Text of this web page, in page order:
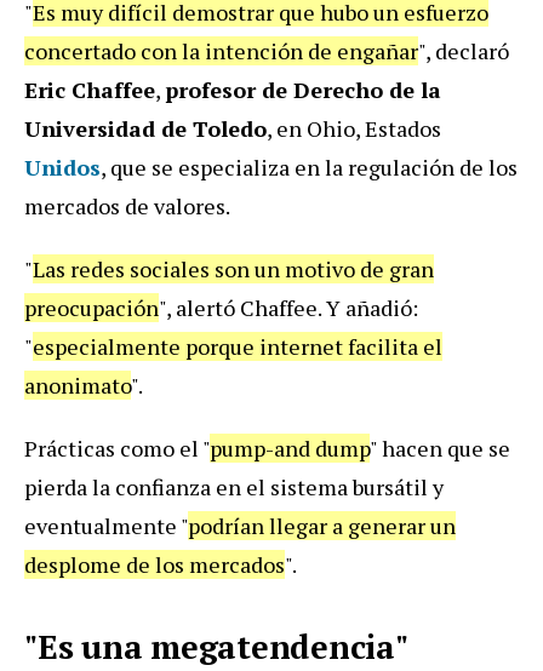
"Es muy difícil demostrar que hubo un esfuerzo
concertado con la intención de engañar", declaró
Eric Chaffee,profesor de Derecho de la
Universidad de Toledo, en Ohio, Estados
Unidos, que se especializa en la regulación de los
mercados de valores.
"Las redes sociales son un motivo de gran
preocupación", alertó Chaffee. Y añadió:
"especialmente porque internet facilita el
anonimato".
Prácticas como el "pump-and dump" hacen que se
pierda la confianza en el sistema bursátil y
eventualmente "podrían llegar a generar un
desplome de los mercados".
"Es una megatendencia"